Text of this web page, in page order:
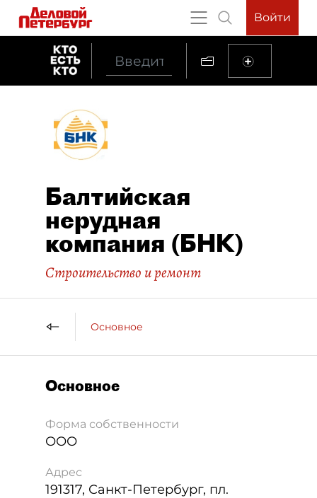
Войти
Балтийская
нерудная
компания (БНК)
Строительство и ремонт
Основное
Основное
Форма собственности
ООО
Адрес
191317, Санкт-Петербург, пл.